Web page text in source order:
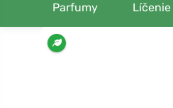
Parfumy Líčenie